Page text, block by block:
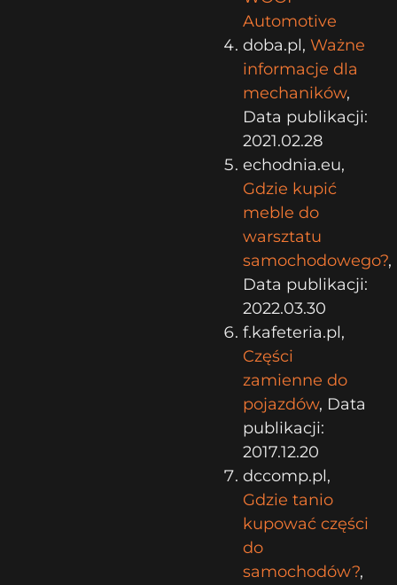
Automotive
doba.pl, Ważne
informacje dla
mechaników,
Data publikacji:
2021.02.28
echodnia.eu,
Gdzie kupić
meble do
warsztatu
samochodowego?,
Data publikacji:
2022.03.30
f.kafeteria.pl,
Części
zamienne do
pojazdów, Data
publikacji:
2017.12.20
dccomp.pl,
Gdzie tanio
kupować części
do
samochodów?,